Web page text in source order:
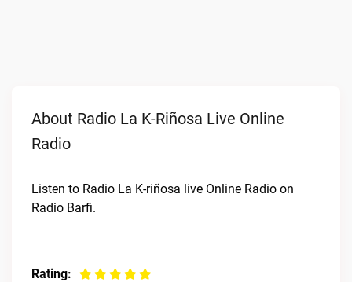
About Radio La K-Riñosa Live Online
Radio
Listen to Radio La K-riñosa live Online Radio on
Radio Barfi.
Rating: